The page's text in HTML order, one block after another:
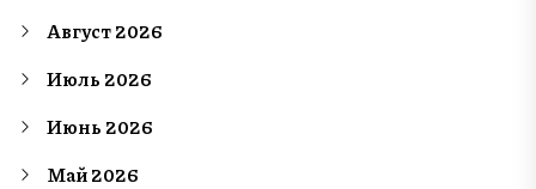
Август 2026
Июль 2026
Июнь 2026
Май 2026